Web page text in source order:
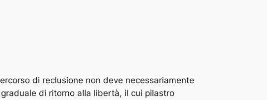
di reclusione non deve necessariamente
di ritorno alla libertà, il cui pilastro